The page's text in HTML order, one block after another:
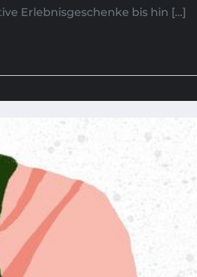
Erlebnisgeschenke bis hin […]